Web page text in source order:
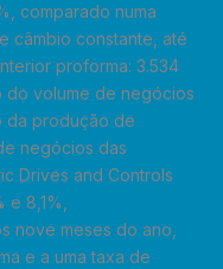
comparado numa
câmbio constante, até
proforma: 3.534
do volume de negócios
da produção de
negócios das
Drives and Controls
8,1%,
nove meses do ano,
e a uma taxa de